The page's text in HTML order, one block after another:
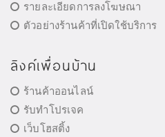
รายละเอียดการลงโฆษณา
ตัวอย่างร้านค้าที่เปิดใช้บริการ
ลิงค์เพื่อนบ้าน
ร้านค้าออนไลน์
รับทำโปรเจค
เว็บโฮสติ้ง